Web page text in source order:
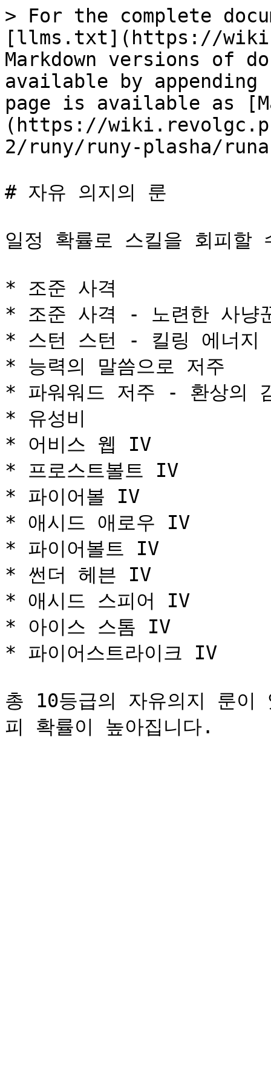
> For the complete
[llms.txt](https://
Markdown versions of
available by
page is available as
(https://
2/runy/runy-plasha/
# 자유 의지의 룬
일정 확률로 스킬을 회피할
* 조준 사격
* 조준 사격 - 노련한 사냥
* 스턴 스턴 - 킬링 에너지
* 능력의 말씀으로 저주
* 파워워드 저주 - 환상의
* 유성비
* 어비스 웹 IV
* 프로스트볼트 IV
* 파이어볼 IV
* 애시드 애로우 IV
* 파이어볼트 IV
* 썬더 헤븐 IV
* 애시드 스피어 IV
* 아이스 스톰 IV
* 파이어스트라이크 IV
총 10등급의 자유의지 룬